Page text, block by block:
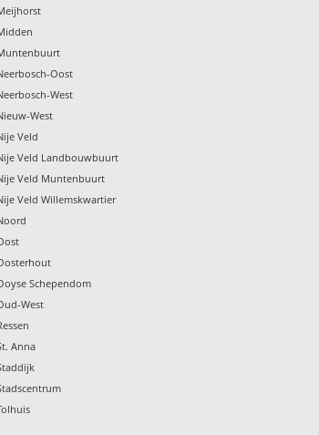
Oost
West
West
Veld
Veld Landbouwbuurt
Veld Muntenbuurt
Veld Willemskwartier
Schependom
West
Anna